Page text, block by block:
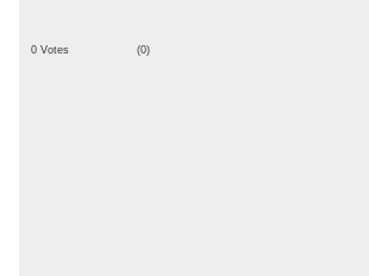
0 Votes (0)